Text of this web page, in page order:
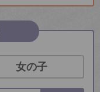
女の子